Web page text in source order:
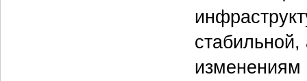
изменениям